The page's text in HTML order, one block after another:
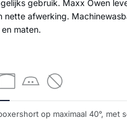
gebruik. Maxx Owen
nette afwerking.
maten.
op maximaal 40°, met